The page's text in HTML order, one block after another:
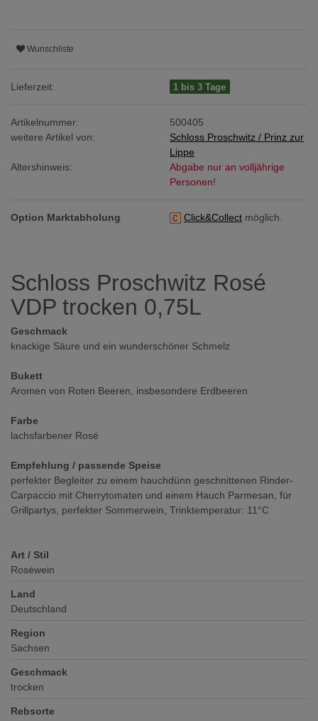
Wunschliste
Lieferzeit: 1 bis 3 Tage
Artikelnummer:
500405
weitere Artikel von:
Schloss Proschwitz / Prinz zur
Lippe
Altershinweis:
Abgabe nur an volljährige
Personen!
Option Marktabholung Click&Collect möglich.
Schloss Proschwitz Rosé
VDP trocken 0,75L
Geschmack
knackige Säure und ein wunderschöner Schmelz
Bukett
Aromen von Roten Beeren, insbesondere Erdbeeren
Farbe
lachsfarbener Rosé
Empfehlung / passende Speise
perfekter Begleiter zu einem hauchdünn geschnittenen Rinder-
Carpaccio mit Cherrytomaten und einem Hauch Parmesan, für
Grillpartys, perfekter Sommerwein, Trinktemperatur: 11°C
Art / Stil
Roséwein
Land
Deutschland
Region
Sachsen
Geschmack
trocken
Rebsorte